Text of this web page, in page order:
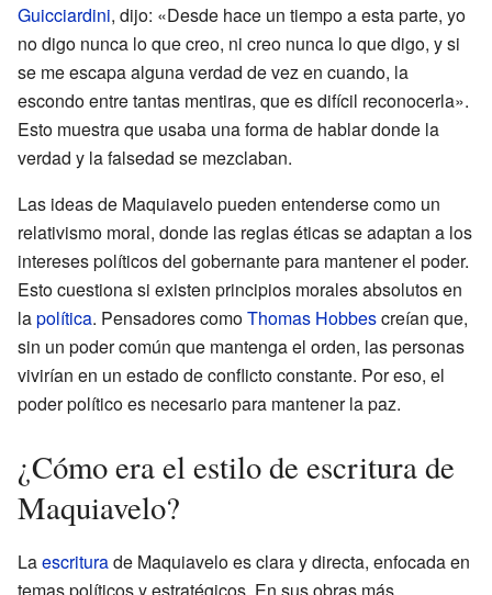
Guicciardini, dijo: «Desde hace un tiempo a esta parte, yo
no digo nunca lo que creo, ni creo nunca lo que digo, y si
se me escapa alguna verdad de vez en cuando, la
escondo entre tantas mentiras, que es difícil reconocerla».
Esto muestra que usaba una forma de hablar donde la
verdad y la falsedad se mezclaban.
Las ideas de Maquiavelo pueden entenderse como un
relativismo moral, donde las reglas éticas se adaptan a los
intereses políticos del gobernante para mantener el poder.
Esto cuestiona si existen principios morales absolutos en
lapolítica. Pensadores comoThomas Hobbescreían que,
sin un poder común que mantenga el orden, las personas
vivirían en un estado de conflicto constante. Por eso, el
poder político es necesario para mantener la paz.
¿Cómo era el estilo de escritura de
Maquiavelo?
Laescriturade Maquiavelo es clara y directa, enfocada en
temas políticos y estratégicos. En sus obras más